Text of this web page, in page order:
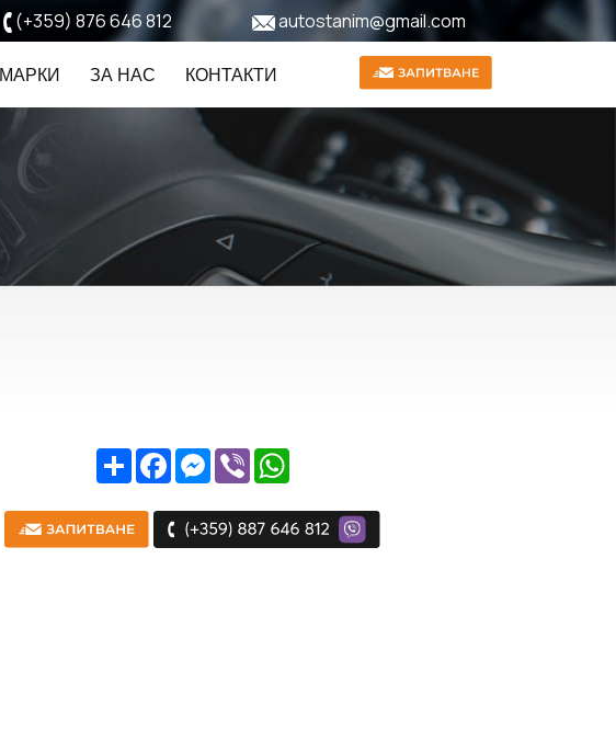
(+359) 876 646 812 autostanim@gmail.com
МАРКИ ЗА НАС КОНТАКТИ
ShareFacebook
Messenger
ViberWhatsApp